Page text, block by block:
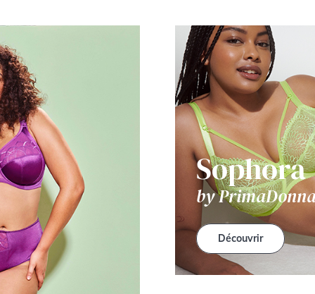
Sophora
by
Découvrir